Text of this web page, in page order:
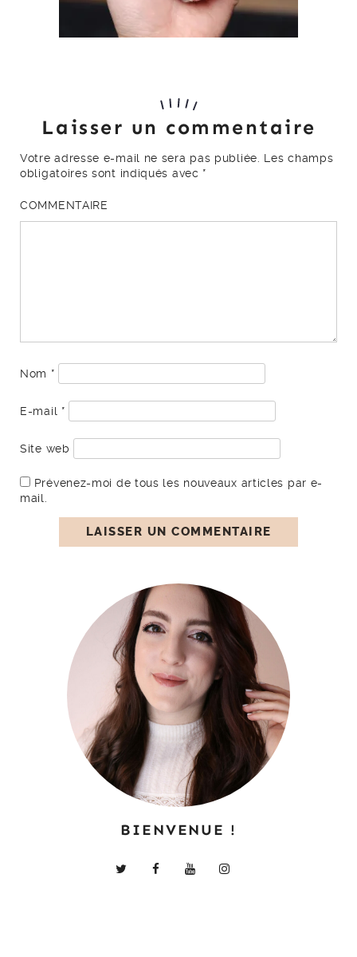
Laisser un commentaire
Votre adresse e-mail ne sera pas publiée.
Les champs
obligatoires sont indiqués avec *
COMMENTAIRE
Nom *
E-mail *
Site web
Prévenez-moi de tous les nouveaux articles par e-
mail.
BIENVENUE !